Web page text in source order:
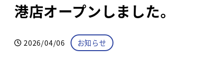
港店オープンしました。
投稿日
2026/04/06 カテゴリー
お知らせ